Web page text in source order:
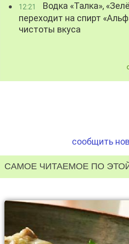
12:21
Водка «Талка»,
переходит на спирт
чистоты вкуса
сообщить
САМОЕ ЧИТАЕМОЕ ПО